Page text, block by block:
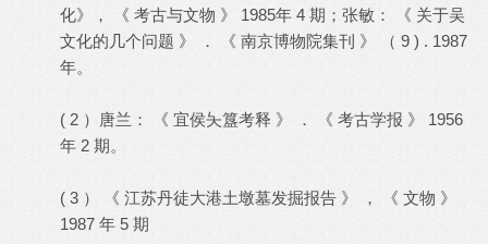
化》， 《 考古与文物 》 1985年 4 期；张敏： 《 关于吴
文化的几个问题 》 ． 《 南京博物院集刊 》 （ 9 ) . 1987
年。
( 2 ）唐兰： 《 宜侯夨簋考释 》 ． 《 考古学报 》 1956
年 2 期。
( 3 ） 《 江苏丹徒大港土墩墓发掘报告 》 ， 《 文物 》
1987 年 5 期